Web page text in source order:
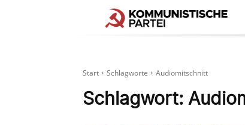
Start Schlagworte Audiomitschnitt
Schlagwort: